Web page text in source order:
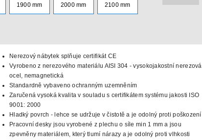
1900 mm 2000 mm 2100 mm
Nerezový nábytek splňuje certifikát CE
Vyrobeno z nerezového materiálu AISI 304 - vysokojakostní nerezová
ocel, nemagnetická
Standardně vybaveno ochranným uzemněním
Zaručená vysoká kvalita v souladu s certifikátem systému jakosti ISO
9001: 2000
Hladký povrch - lehce se udržuje v čistotě a je odolný proti poškození
Pracovní desky jsou vyrobené z plechu o síle min 1 mm a jsou
zpevněny materiálem, který tlumí nárazy a je odolný proti vlhkosti